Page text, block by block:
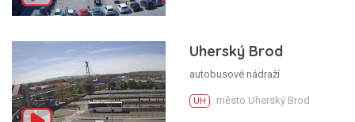
Uherský Brod
autobusové nádraží
UH město Uherský Brod